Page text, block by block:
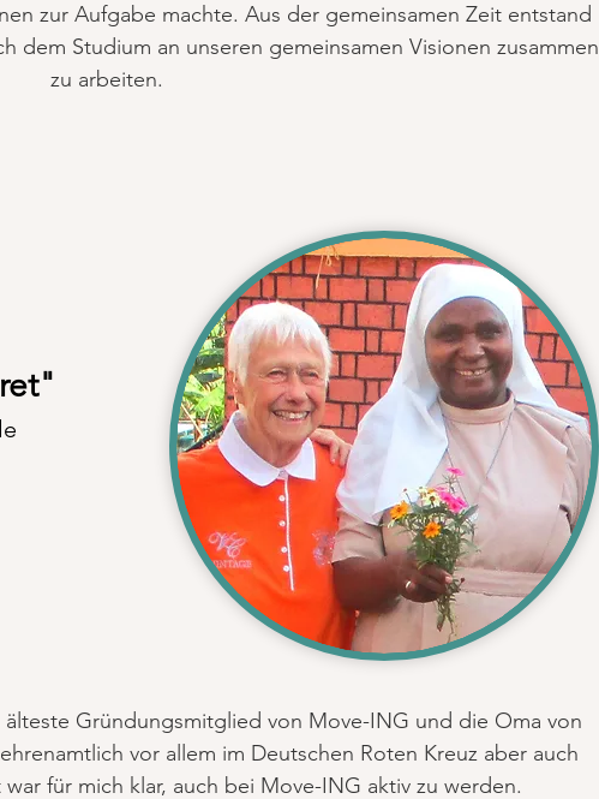
zur Aufgabe machte. Aus der gemeinsamen Zeit entstand
dem Studium an unseren gemeinsamen Visionen zusammen
zu arbeiten.
Gründungsmitglied von Move-ING und die Oma von
vor allem im Deutschen Roten Kreuz aber auch
für mich klar, auch bei Move-ING aktiv zu werden.